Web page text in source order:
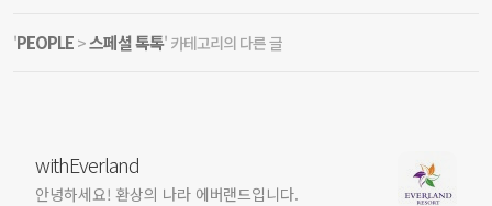
'PEOPLE >스페셜 톡톡' 카테고리의 다른 글
withEverland
안녕하세요! 환상의 나라 에버랜드입니다.